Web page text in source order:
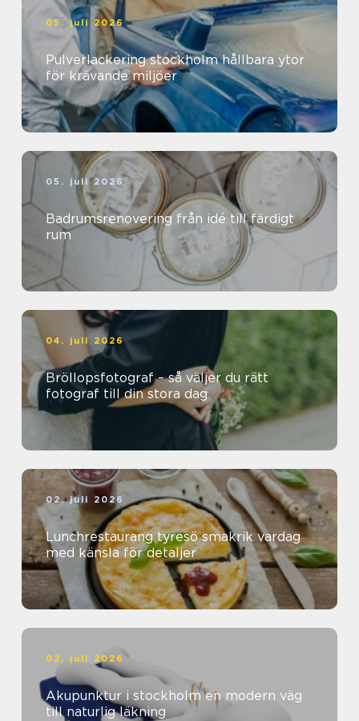
05. juli 2026
Pulverlackering stockholm hållbara ytor
för krävande miljöer
05. juli 2026
Badrumsrenovering från idé till färdigt
rum
04. juli 2026
Bröllopsfotograf – så väljer du rätt
fotograf till din stora dag
02. juli 2026
Lunchrestaurang tyresö smakrik vardag
med känsla för detaljer
02. juli 2026
Akupunktur i stockholm en modern väg
till naturlig läkning